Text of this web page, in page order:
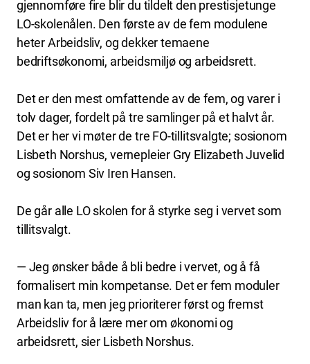
gjennomføre fire blir du tildelt den prestisjetunge
LO-skolenålen. Den første av de fem modulene
heter Arbeidsliv, og dekker temaene
bedriftsøkonomi, arbeidsmiljø og arbeidsrett.
Det er den mest omfattende av de fem, og varer i
tolv dager, fordelt på tre samlinger på et halvt år.
Det er her vi møter de tre FO-tillitsvalgte; sosionom
Lisbeth Norshus, vernepleier Gry Elizabeth Juvelid
og sosionom Siv Iren Hansen.
De går alle LO skolen for å styrke seg i vervet som
tillitsvalgt.
— Jeg ønsker både å bli bedre i vervet, og å få
formalisert min kompetanse. Det er fem moduler
man kan ta, men jeg prioriterer først og fremst
Arbeidsliv for å lære mer om økonomi og
arbeidsrett, sier Lisbeth Norshus.